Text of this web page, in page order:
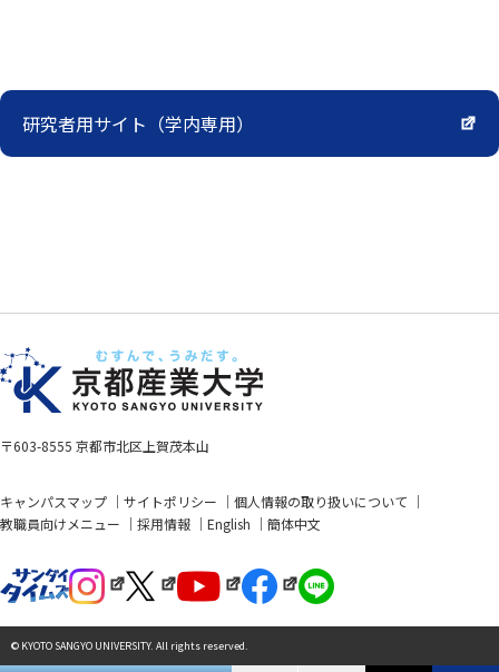
研究者用サイト（学内専用）
〒603-8555 京都市北区上賀茂本山
キャンパスマップ サイトポリシー
個人情報の取り扱いについて
教職員向けメニュー
採用情報 English 簡体中文
© KYOTO SANGYO UNIVERSITY. All rights reserved.